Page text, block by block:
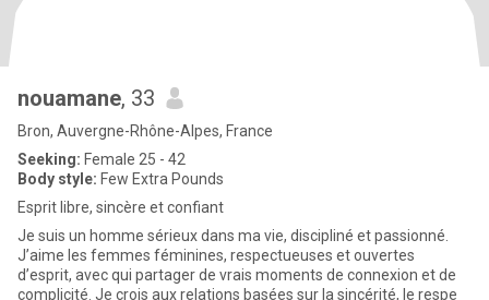
nouamane, 33
Bron, Auvergne-Rhône-Alpes, France
Seeking: Female 25 - 42
Body style: Few Extra Pounds
Esprit libre, sincère et confiant
Je suis un homme sérieux dans ma vie, discipliné et passionné.
J’aime les femmes féminines, respectueuses et ouvertes
d’esprit, avec qui partager de vrais moments de connexion et de
complicité. Je crois aux relations basées sur la sincérité, le respe